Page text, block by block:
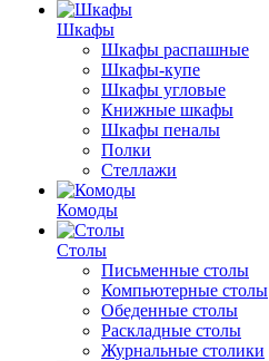
Шкафы
Шкафы распашные
Шкафы-купе
Шкафы угловые
Книжные шкафы
Шкафы пеналы
Полки
Стеллажи
Комоды
Столы
Письменные столы
Компьютерные столы
Обеденные столы
Раскладные столы
Журнальные столики